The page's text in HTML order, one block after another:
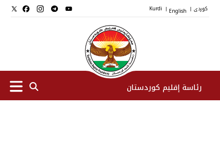
کوردی |
English
|
Kurdi
رئاسة إقليم كوردستان